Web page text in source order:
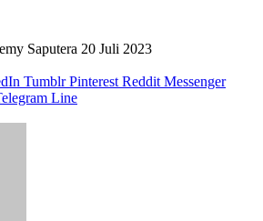
Saputera 20 Juli 2023
Tumblr Pinterest Reddit Messenger
Line